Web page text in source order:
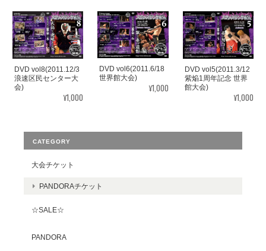
DVD vol8(2011.12/3
浪速区民センター大
会)
¥1,000
DVD vol6(2011.6/18
世界館大会)
¥1,000
DVD vol5(2011.3/12
紫焔1周年記念 世界
館大会)
¥1,000
CATEGORY
大会チケット
PANDORAチケット
☆SALE☆
PANDORA